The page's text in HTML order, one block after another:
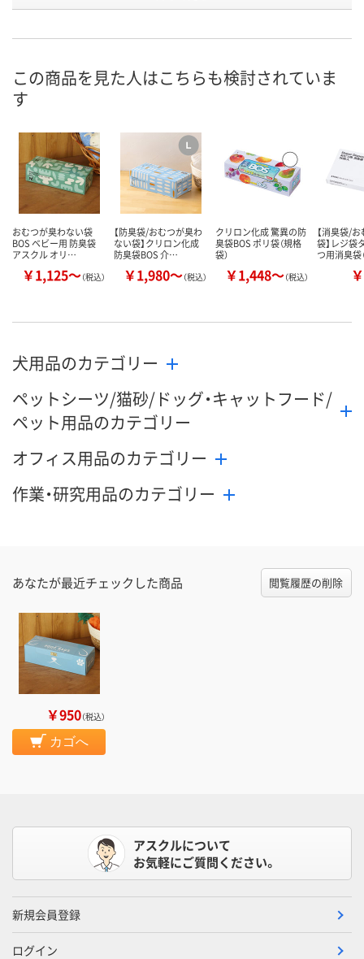
EK07353 EK07358 EK07365
在庫 あり あり あり
お届け日
数量
カゴへ
数量
カゴへ カ
この商品を見た人はこちらも検討されていま
す
おむつが臭わない袋
BOS ベビー用 防臭袋
アスクル オリ…
￥1,125～（税込）
【防臭袋/おむつが臭わ
ない袋】クリロン化成
防臭袋BOS 介…
￥1,980～（税込）
クリロン化成 驚異の防
臭袋BOS ポリ袋（規格
袋）
￥1,448～（税込）
【消臭袋/
袋】レジ袋
つ用消臭袋
犬用品のカテゴリー
ペットシーツ/猫砂/ドッグ・キャットフード/
ペット用品のカテゴリー
オフィス用品のカテゴリー
作業・研究用品のカテゴリー
あなたが最近チェックした商品 閲覧履歴の削除
￥950（税込）
カゴへ
アスクルについて
お気軽にご質問ください。
新規会員登録
ログイン